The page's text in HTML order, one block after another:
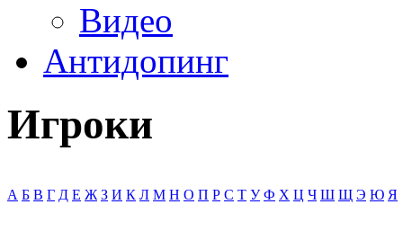
Видео
Антидопинг
Игроки
А Б В Г Д Е Ж З И К Л М Н О П Р С Т У Ф Х Ц Ч Ш Щ Э Ю Я